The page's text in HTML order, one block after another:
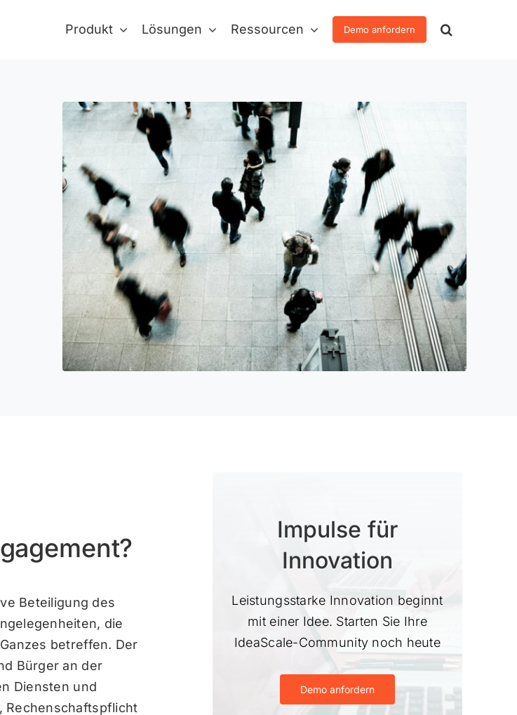
Produkt Lösungen Ressourcen Demo anfordern
Beteiligung des
die
betreffen. Der
Bürger an der
Diensten und
Rechenschaftspflicht
Impulse für
Innovation
Leistungsstarke Innovation beginnt
mit einer Idee. Starten Sie Ihre
IdeaScale-Community noch heute
Demo anfordern